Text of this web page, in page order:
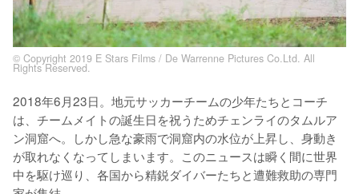
© Copyright 2019 E Stars Films / De Warrenne Pictures Co.Ltd. All
Rights Reserved.
2018年6月23日。地元サッカーチームの少年たちとコーチ
は、チームメイトの誕生日を祝うためチェンライのタムルア
ン洞窟へ。しかし急な豪雨で洞窟内の水位が上昇し、身動き
が取れなくなってしまいます。このニュースは瞬く間に世界
中を駆け巡り、各国から精鋭ダイバーたちと遭難救助の専門